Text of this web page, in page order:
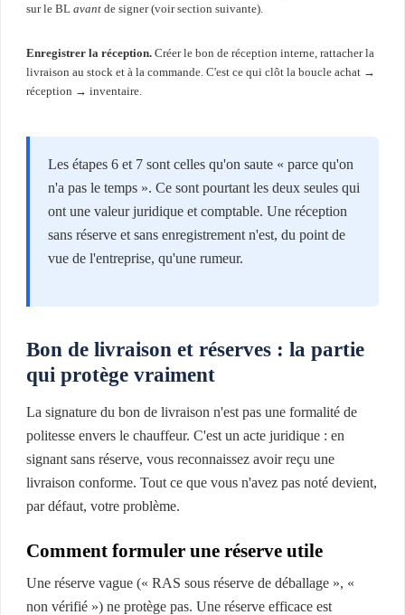
sur le BL avant de signer (voir section suivante).
Enregistrer la réception. Créer le bon de réception interne, rattacher la
livraison au stock et à la commande. C'est ce qui clôt la boucle achat →
réception → inventaire.
Les étapes 6 et 7 sont celles qu'on saute « parce qu'on
n'a pas le temps ». Ce sont pourtant les deux seules qui
ont une valeur juridique et comptable. Une réception
sans réserve et sans enregistrement n'est, du point de
vue de l'entreprise, qu'une rumeur.
Bon de livraison et réserves : la partie
qui protège vraiment
La signature du bon de livraison n'est pas une formalité de
politesse envers le chauffeur. C'est un acte juridique : en
signant sans réserve, vous reconnaissez avoir reçu une
livraison conforme. Tout ce que vous n'avez pas noté devient,
par défaut, votre problème.
Comment formuler une réserve utile
Une réserve vague (« RAS sous réserve de déballage », «
non vérifié ») ne protège pas. Une réserve efficace est